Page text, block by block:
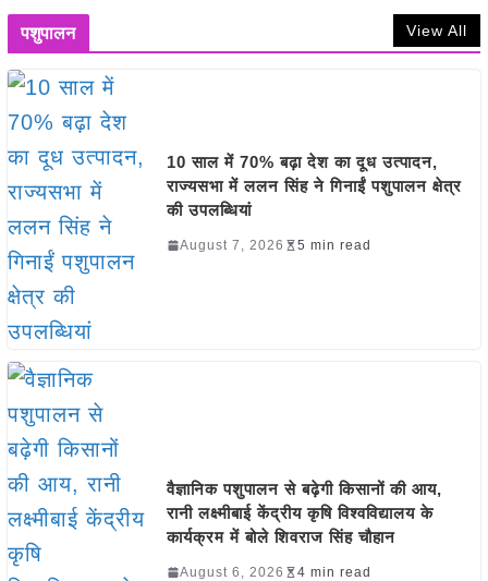
पशुपालन View All
10 साल में 70% बढ़ा देश का दूध उत्पादन,
राज्यसभा में ललन सिंह ने गिनाईं पशुपालन क्षेत्र
की उपलब्धियां
August 7, 2026 5 min read
वैज्ञानिक पशुपालन से बढ़ेगी किसानों की आय,
रानी लक्ष्मीबाई केंद्रीय कृषि विश्वविद्यालय के
कार्यक्रम में बोले शिवराज सिंह चौहान
August 6, 2026 4 min read